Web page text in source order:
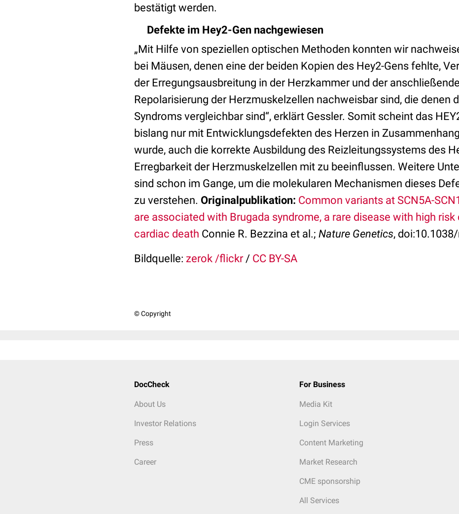
bestätigt werden.
Defekte im Hey2-Gen nachgewiesen
„Mit Hilfe von speziellen optischen Methoden konnten wir
bei Mäusen, denen eine der beiden Kopien des Hey2-Gens fehlte,
der Erregungsausbreitung in der Herzkammer und der
Repolarisierung der Herzmuskelzellen nachweisbar sind, die denen
Syndroms vergleichbar sind“, erklärt Gessler. Somit scheint das
bislang nur mit Entwicklungsdefekten des Herzen in
wurde, auch die korrekte Ausbildung des Reizleitungssystems des
Erregbarkeit der Herzmuskelzellen mit zu beeinflussen. Weitere
sind schon im Gange, um die molekularen Mechanismen dieses
zu verstehen. Originalpublikation: Common variants at SCN5A-
are associated with Brugada syndrome, a rare disease with high risk
cardiac death Connie R. Bezzina et al.; Nature Genetics,
Bildquelle: zerok /flickr/ CC BY-SA
© Copyright
DocCheck
About Us
Investor Relations
Press
Career
For Business
Media Kit
Login Services
Content Marketing
Market Research
CME sponsorship
All Services